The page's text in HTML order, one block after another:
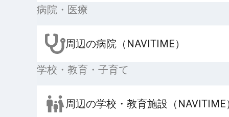
病院・医療
周辺の病院（NAVITIME）
学校・教育・子育て
周辺の学校・教育施設（NAVITIME